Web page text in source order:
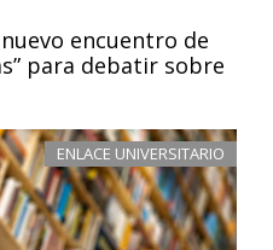
encuentro de
para debatir sobre
ENLACE UNIVERSITARIO